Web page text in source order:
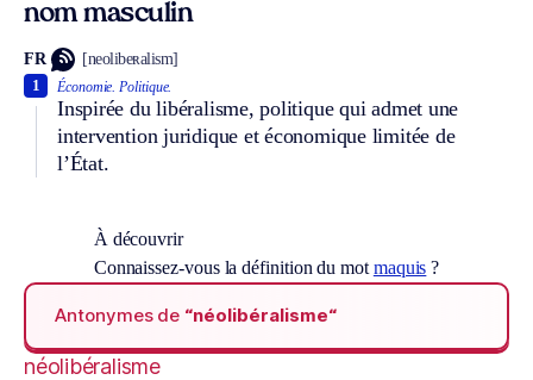
nom masculin
FR [neolibeʀalism]
Économie. Politique.
Inspirée du libéralisme, politique qui admet une
intervention juridique et économique limitée de
l’État.
1
À découvrir
Connaissez-vous la définition du mot maquis ?
Antonymes de “néolibéralisme“
néolibéralisme